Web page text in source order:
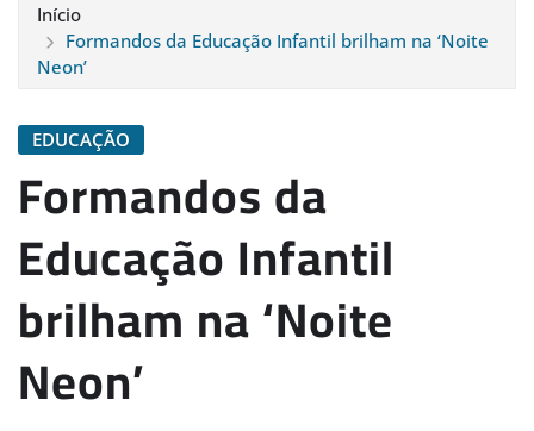
Início
Formandos da Educação Infantil brilham na ‘Noite
Neon’
EDUCAÇÃO
Formandos da
Educação Infantil
brilham na ‘Noite
Neon’